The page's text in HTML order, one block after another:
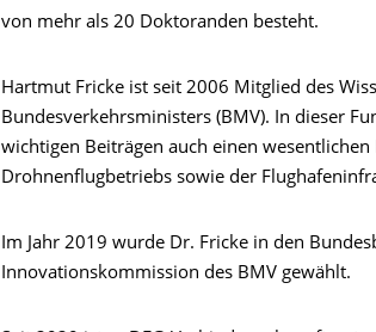
von mehr als 20 Doktoranden besteht.
Hartmut Fricke ist seit 2006 Mitglied des
Bundesverkehrsministers (BMV). In dieser
wichtigen Beiträgen auch einen
Drohnenflugbetriebs sowie der
Im Jahr 2019 wurde Dr. Fricke in den
Innovationskommission des BMV gewählt.